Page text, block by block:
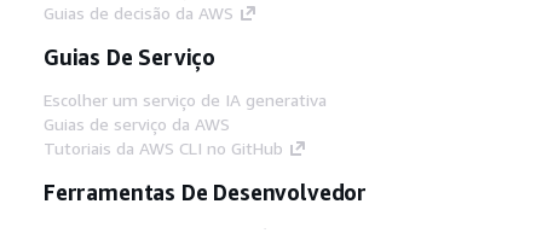
Guias de decisão da AWS
Guias De Serviço
Escolher um serviço de IA generativa
Guias de serviço da AWS
Tutoriais da AWS CLI no GitHub
Ferramentas De Desenvolvedor